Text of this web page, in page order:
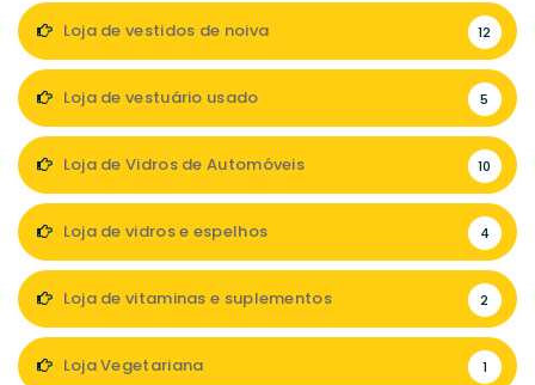
Loja de vestidos de noiva 12
Loja de vestuário usado 5
Loja de Vidros de Automóveis 10
Loja de vidros e espelhos 4
Loja de vitaminas e suplementos 2
Loja Vegetariana 1